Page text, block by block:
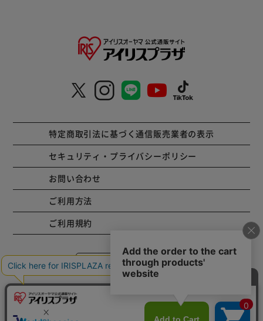
特定商取引法に基づく通信販売業者の表示
セキュリティ・プライバシーポリシー
お問い合わせ
ご利用方法
ご利用規約
コーポレートサイト
Copyright © 2001 IRISPLAZA. ALL Rights Reserved.